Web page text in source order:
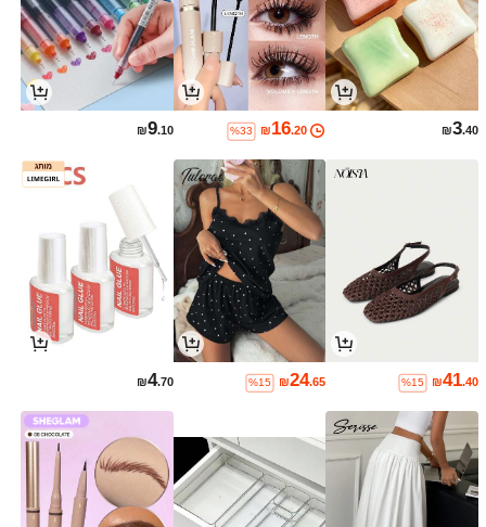
₪3.40
₪16.20
%33
₪9.10
₪41.40
%15
₪24.65
%15
₪4.70